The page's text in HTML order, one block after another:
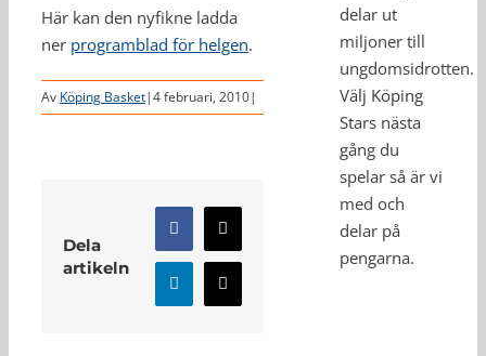
Här kan den nyfikne ladda
ner programblad för helgen.
Av Köping Basket|4 februari, 2010|
Dela
artikeln
Facebook
X
LinkedInE-
post
delar ut
miljoner till
ungdomsidrotten.
Välj Köping
Stars nästa
gång du
spelar så är vi
med och
delar på
pengarna.